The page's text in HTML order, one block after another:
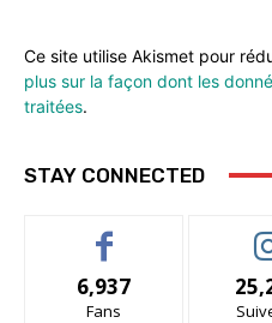
Ce site utilise Akismet pour
plus sur la façon dont les
traitées.
STAY CONNECTED
6,937
Fans